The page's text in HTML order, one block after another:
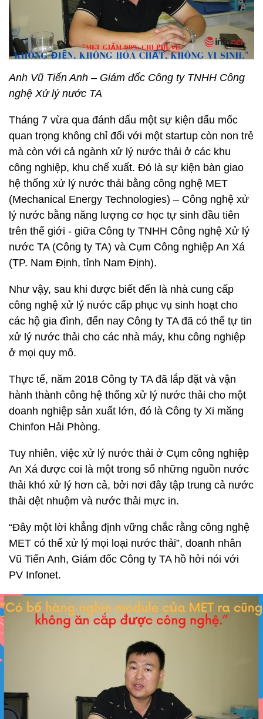
Anh Vũ Tiến Anh – Giám đốc Công ty TNHH Công
nghệ Xử lý nước TA
Tháng 7 vừa qua đánh dấu một sự kiện dấu mốc
quan trọng không chỉ đối với một startup còn non trẻ
mà còn với cả ngành xử lý nước thải ở các khu
công nghiệp, khu chế xuất. Đó là sự kiện bàn giao
hệ thống xử lý nước thải bằng công nghệ MET
(Mechanical Energy Technologies) – Công nghệ xử
lý nước bằng năng lượng cơ học tự sinh đầu tiên
trên thế giới - giữa Công ty TNHH Công nghệ Xử lý
nước TA (Công ty TA) và Cụm Công nghiệp An Xá
(TP. Nam Định, tỉnh Nam Định).
Như vậy, sau khi được biết đến là nhà cung cấp
công nghệ xử lý nước cấp phục vụ sinh hoạt cho
các hộ gia đình, đến nay Công ty TA đã có thể tự tin
xử lý nước thải cho các nhà máy, khu công nghiệp
ở mọi quy mô.
Thực tế, năm 2018 Công ty TA đã lắp đặt và vận
hành thành công hệ thống xử lý nước thải cho một
doanh nghiệp sản xuất lớn, đó là Công ty Xi măng
Chinfon Hải Phòng.
Tuy nhiên, việc xử lý nước thải ở Cụm công nghiệp
An Xá được coi là một trong số những nguồn nước
thải khó xử lý hơn cả, bởi nơi đây tập trung cả nước
thải dệt nhuộm và nước thải mực in.
“Đây một lời khẳng định vững chắc rằng công nghệ
MET có thể xử lý mọi loại nước thải”, doanh nhân
Vũ Tiến Anh, Giám đốc Công ty TA hồ hởi nói với
PV Infonet.